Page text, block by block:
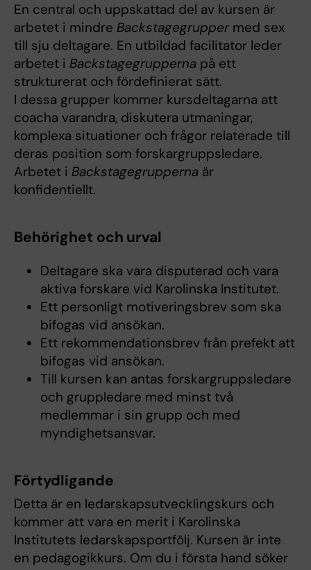
En central och uppskattad del av kursen är
arbetet i mindre Backstagegrupper med sex
till sju deltagare. En utbildad facilitator leder
arbetet i Backstagegrupperna på ett
strukturerat och fördefinierat sätt.
I dessa grupper kommer kursdeltagarna att
coacha varandra, diskutera utmaningar,
komplexa situationer och frågor relaterade till
deras position som forskargruppsledare.
Arbetet i Backstagegrupperna är
konfidentiellt.
Behörighet och urval
Deltagare ska vara disputerad och vara
aktiva forskare vid Karolinska Institutet.
Ett personligt motiveringsbrev som ska
bifogas vid ansökan.
Ett rekommendationsbrev från prefekt att
bifogas vid ansökan.
Till kursen kan antas forskargruppsledare
och gruppledare med minst två
medlemmar i sin grupp och med
myndighetsansvar.
Förtydligande
Detta är en ledarskapsutvecklingskurs och
kommer att vara en merit i Karolinska
Institutets ledarskapsportfölj. Kursen är inte
en pedagogikkurs. Om du i första hand söker